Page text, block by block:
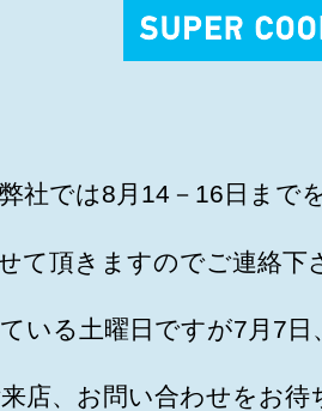
社では8月14－16日まで
て頂きますのでご連絡下
いる土曜日ですが7月7日
店、お問い合わせをお待